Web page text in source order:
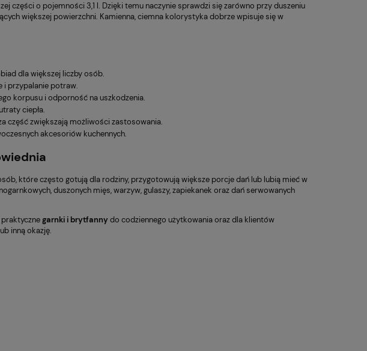
Półmisek owalny
GOLD
148,00 zł
185,00 zł
cm x 13,5 cm
55,20 zł
części o pojemności 3,1 l. Dzięki temu naczynie sprawdzi się zarówno przy duszeniu
większej powierzchni. Kamienna, ciemna kolorystyka dobrze wpisuje się w
dla większej liczby osób.
i przypalanie potraw.
korpusu i odporność na uszkodzenia.
ciepła.
część zwiększają możliwości zastosowania.
akcesoriów kuchennych.
które często gotują dla rodziny, przygotowują większe porcje dań lub lubią mieć w
duszonych mięs, warzyw, gulaszy, zapiekanek oraz dań serwowanych
garnki i brytfannydo codziennego użytkowania oraz dla klientów
inną okazję.